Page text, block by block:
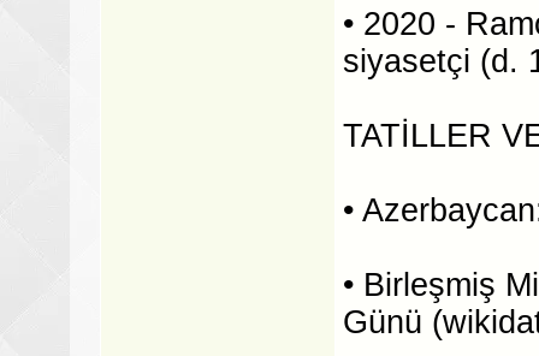
• 2020 -
siyasetçi (d.
TATİLLER
•
• Birleşmiş
Günü